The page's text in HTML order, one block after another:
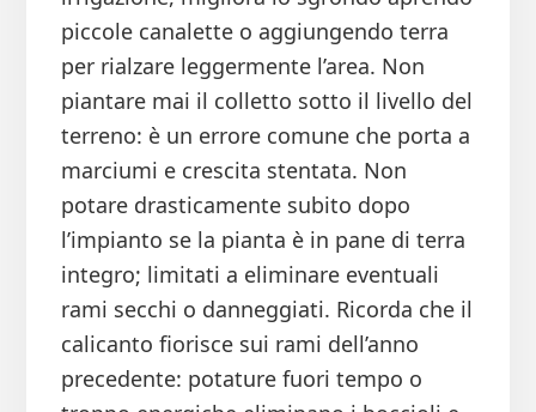
piccole canalette o aggiungendo terra
per rialzare leggermente l’area. Non
piantare mai il colletto sotto il livello del
terreno: è un errore comune che porta a
marciumi e crescita stentata. Non
potare drasticamente subito dopo
l’impianto se la pianta è in pane di terra
integro; limitati a eliminare eventuali
rami secchi o danneggiati. Ricorda che il
calicanto fiorisce sui rami dell’anno
precedente: potature fuori tempo o